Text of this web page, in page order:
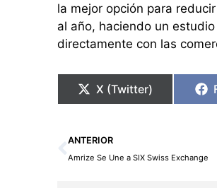
la mejor opción para
al año, haciendo un
directamente con las
X (Twitter)
Ant
ANTERIOR
Amrize Se Une a SIX Swiss Exchange